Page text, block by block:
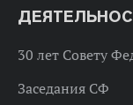
30 лет Совету
Заседания СФ